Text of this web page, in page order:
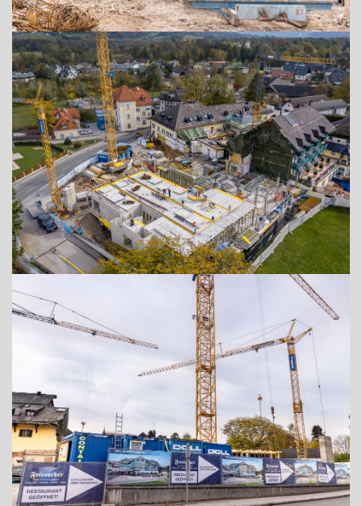
+43 (0) 6212 63 11-0